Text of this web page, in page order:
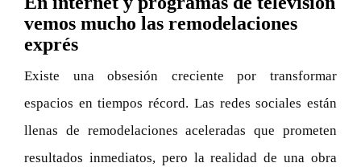
vemos mucho las remodelaciones
exprés
Existe una obsesión creciente por transformar
espacios en tiempos récord. Las redes sociales están
llenas de remodelaciones aceleradas que prometen
resultados inmediatos, pero la realidad de una obra